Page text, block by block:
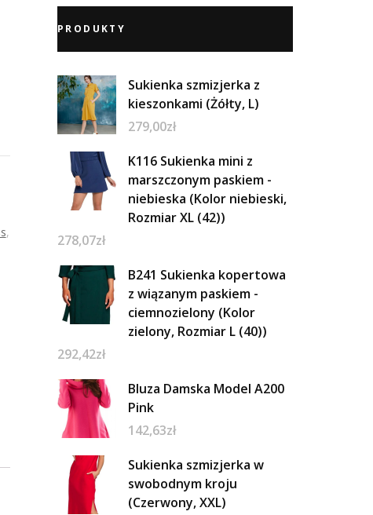
,
PRODUKTY
Sukienka szmizjerka z
kieszonkami (Żółty, L)
279,00zł
K116 Sukienka mini z
marszczonym paskiem -
niebieska (Kolor niebieski,
Rozmiar XL (42))
278,07zł
B241 Sukienka kopertowa
z wiązanym paskiem -
ciemnozielony (Kolor
zielony, Rozmiar L (40))
292,42zł
Bluza Damska Model A200
Pink
142,63zł
Sukienka szmizjerka w
swobodnym kroju
(Czerwony, XXL)